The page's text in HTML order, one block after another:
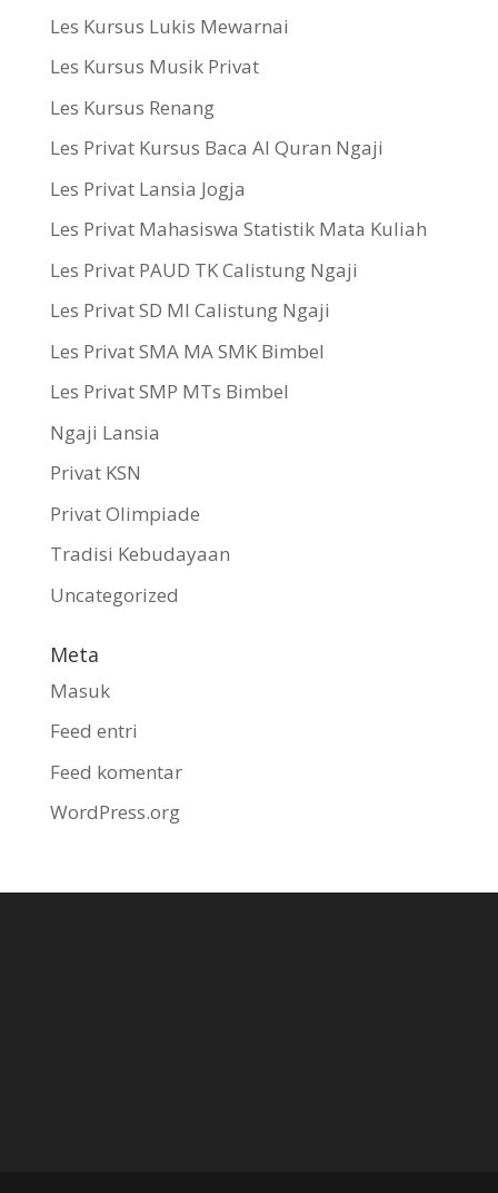
Les Kursus Lukis Mewarnai
Les Kursus Musik Privat
Les Kursus Renang
Les Privat Kursus Baca Al Quran Ngaji
Les Privat Lansia Jogja
Les Privat Mahasiswa Statistik Mata Kuliah
Les Privat PAUD TK Calistung Ngaji
Les Privat SD MI Calistung Ngaji
Les Privat SMA MA SMK Bimbel
Les Privat SMP MTs Bimbel
Ngaji Lansia
Privat KSN
Privat Olimpiade
Tradisi Kebudayaan
Uncategorized
Meta
Masuk
Feed entri
Feed komentar
WordPress.org